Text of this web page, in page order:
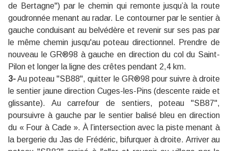
de Bertagne") par le chemin qui remonte jusqu’à la route
goudronnée menant au radar. Le contourner par le sentier à
gauche conduisant au belvédère et revenir sur ses pas par
le même chemin jusqu'au poteau directionnel. Prendre de
nouveau le GR®98 à gauche en direction du col du Saint-
Pilon et longer la ligne des crêtes pendant 2,4 km.
3-Au poteau "SB88", quitter le GR®98 pour suivre à droite
le sentier jaune direction Cuges-les-Pins (descente raide et
glissante). Au carrefour de sentiers, poteau "SB87",
poursuivre à gauche par le sentier balisé bleu en direction
du « Four à Cade ». À l’intersection avec la piste menant à
la bergerie du Jas de Frédéric, bifurquer à droite. Arriver au